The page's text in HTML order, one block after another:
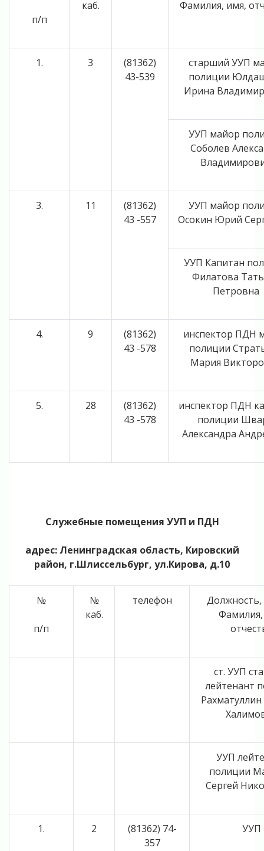
п/п
каб.
Фамилия, имя,
1. 3
(81362)
43-539
старший УУП
полиции
Ирина
УУП майор
Соболев
3. 11
(81362)
43 -557
УУП майор
Осокин Юрий
УУП Капитан
Филатова
Петровна
4. 9
(81362)
43 -578
инспектор ПДН
полиции
Мария
5. 28
(81362)
43 -578
инспектор ПДН
полиции
Александра
Служебные помещения УУП и ПДН
адрес: Ленинградская область, Кировский
район, г.Шлиссельбург, ул.Кирова, д.10
№
п/п
№
каб.
телефон
Должность,
ст. УУП
лейтенант
УУП
полиции
Сергей
1. 2
(81362) 74-
357
УУП